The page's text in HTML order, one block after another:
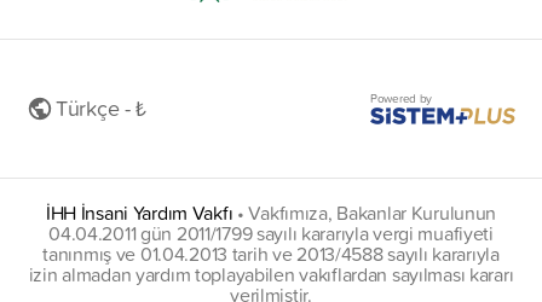
Türkçe - ₺ Powered by
İHH İnsani Yardım Vakfı •Vakfımıza, Bakanlar Kurulunun
04.04.2011 gün 2011/1799 sayılı kararıyla vergi muafiyeti
tanınmış ve 01.04.2013 tarih ve 2013/4588 sayılı kararıyla
izin almadan yardım toplayabilen vakıflardan sayılması kararı
verilmiştir.